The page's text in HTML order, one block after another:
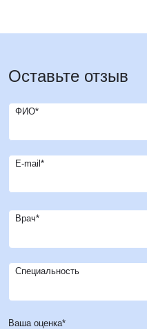
Оставьте отзыв
ФИО*
E-mail*
Врач*
Специальность
Ваша оценка*